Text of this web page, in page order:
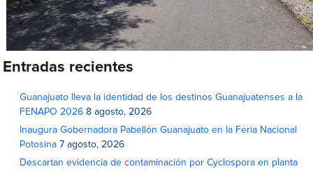
Entradas recientes
Guanajuato lleva la identidad de los destinos Guanajuatenses a la
FENAPO 2026 8 agosto, 2026
Inaugura Gobernadora Pabellón Guanajuato en la Feria Nacional
Potosina 7 agosto, 2026
Descartan evidencia de contaminación por Cyclospora en planta